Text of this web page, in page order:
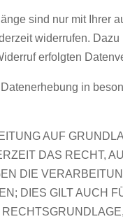
sind nur mit Ihrer
widerrufen.
erfolgten
in
AUF
DAS RECHT,
DIE
DIES GILT AUCH